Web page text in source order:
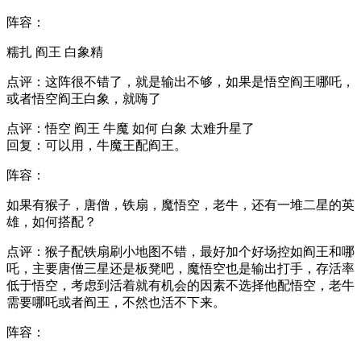
阵容：
糯扎 阎王 白象精
点评：这阵很不错了，就是输出不够，如果是悟空阎王哪吒，
或者悟空阎王白象，就嗨了
点评：悟空 阎王 牛魔 如何 白象 太难升星了
回复：可以用，牛魔王配阎王。
阵容：
如果有猴子，唐僧，铁扇，魔悟空，老牛，还有一堆二星的英
雄，如何搭配？
点评：猴子配铁扇刷小地图不错，最好加个好场控如阎王和哪
吒，主要唐僧三星还是板凳吧，魔悟空也是输出打手，存活率
低于悟空，考虑到活着就有机会的因素不选择他配悟空，老牛
需要哪吒或者阎王，不然也活不下来。
阵容：